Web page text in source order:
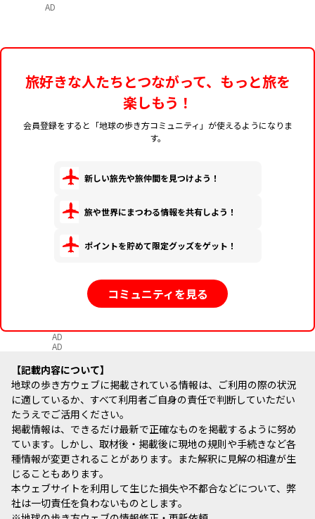
AD
旅好きな人たちとつながって、もっと旅を
楽しもう！
会員登録をすると「地球の歩き方コミュニティ」が使えるようになりま
す。
新しい旅先や旅仲間を見つけよう！
旅や世界にまつわる情報を共有しよう！
ポイントを貯めて限定グッズをゲット！
コミュニティを見る
AD
AD
記載内容について
地球の歩き方ウェブに掲載されている情報は、ご利用の際の状況
に適しているか、すべて利用者ご自身の責任で判断していただい
たうえでご活用ください。
掲載情報は、できるだけ最新で正確なものを掲載するように努め
ています。しかし、取材後・掲載後に現地の規則や手続きなど各
種情報が変更されることがあります。また解釈に見解の相違が生
じることもあります。
本ウェブサイトを利用して生じた損失や不都合などについて、弊
社は一切責任を負わないものとします。